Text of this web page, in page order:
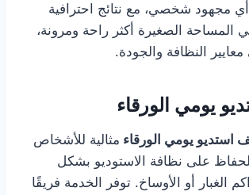
مجهود شخصي، مع نتائج احترافية
الصغيرة أكثر راحة ومرونة،
النظافة والجودة.
يومي الورقاء
استديو يومي الورقاء مثالية للأشخاص
على نظافة الاستوديو بشكل
الغبار أو الأوساخ. توفر الخدمة فريقًا